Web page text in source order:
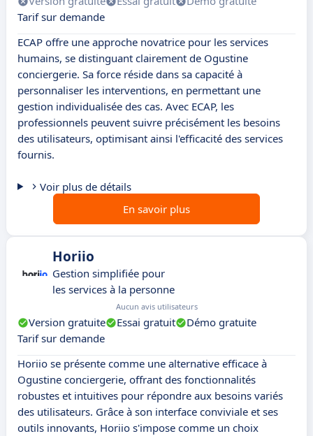
Tarif sur demande
ECAP offre une approche novatrice pour les services
humains, se distinguant clairement de Ogustine
conciergerie. Sa force réside dans sa capacité à
personnaliser les interventions, en permettant une
gestion individualisée des cas. Avec ECAP, les
professionnels peuvent suivre précisément les besoins
des utilisateurs, optimisant ainsi l'efficacité des services
fournis.
Voir plus de détails
En savoir plus
Horiio
Gestion simplifiée pour
les services à la personne
Aucun avis utilisateurs
Version gratuite Essai gratuit
Démo gratuite
Tarif sur demande
Horiio se présente comme une alternative efficace à
Ogustine conciergerie, offrant des fonctionnalités
robustes et intuitives pour répondre aux besoins variés
des utilisateurs. Grâce à son interface conviviale et ses
outils innovants, Horiio s'impose comme un choix